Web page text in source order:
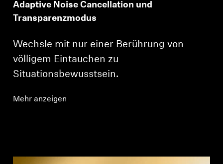
Adaptive Noise Cancellation und
Transparenzmodus
Wechsle mit nur einer Berührung von
völligem Eintauchen zu
Situationsbewusstsein.
Mehr anzeigen